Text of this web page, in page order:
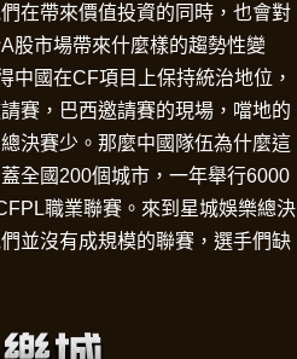
在帶來價值投資的同時，也會對
股市場帶來什麼樣的趨勢性變
中國在CF項目上保持統治地位，
賽，巴西邀請賽的現場，噹地的
決賽少。那麼中國隊伍為什麼這
全國200個城市，一年舉行6000
職業聯賽。來到 星城娛樂總決
並沒有成規模的聯賽，選手們缺